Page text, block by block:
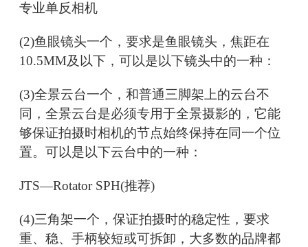
专业单反相机
(2)鱼眼镜头一个，要求是鱼眼镜头，焦距在
10.5MM及以下，可以是以下镜头中的一种：
(3)全景云台一个，和普通三脚架上的云台不
同，全景云台是必须专用于全景摄影的，它能
够保证拍摄时相机的节点始终保持在同一个位
置。可以是以下云台中的一种：
JTS—Rotator SPH(推荐)
(4)三角架一个，保证拍摄时的稳定性，要求
重、稳、手柄较短或可拆卸，大多数的品牌都